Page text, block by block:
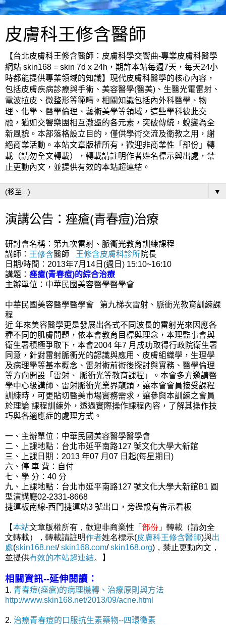
皮膚科王修含醫師
【台北皮膚科王修含醫師：皮膚科學交響曲-專業皮膚科醫學
網站 skin168 = skin 7d x 24h，期許本站每週7天，每天24小
時都能提供專業領域的知識】現代皮膚科醫學的核心內容，
包括皮膚疾病診療與手術、美容醫學(醫美)、生醫光電雷射、
電波拉皮、微整形等範疇。相關知識包括內外科醫學、物
理、化學、醫學倫理、藝術美學等領域，這些學科彼此交
融，猶如交響樂團相互激盪的各元素，突破傳統，蛻變為全
新風貌。本部落格設立目的，僅供學術交流及衛教之用，謝
絕商業活動。本站文章版權所有，歡迎非商業性「部份」轉
載（請勿全文轉載），轉載請註明作者姓名標示與出處，禁
止更動內文，並提供有效的本站超連結。
▼
演講公告：痤瘡(青春痘)治療
研討會名稱：第九次雷射、脈衝光教育訓練課程
講師： 王修含醫師 王修含皮膚科診所院長
日期/時間：2013年7月14日(週日) 15:10~16:10
講題： 痤瘡(青春痘)的綜合治療
主辦單位：中華民國美容醫學醫學會
中華民國美容醫學醫學會 第九梯次雷射、脈衝光教育訓練課
程
近 年來美容醫學更是發展出各式不同波長的雷射光來因應各
種不同的肌膚問題，依本會教育目標與理念，本理監事會與
衛生署積極爭取下，本會2004 年7 月成功取得行政院衛生署
同意，針對雷射脈衝光的認識與應用、皮膚組織學，生理學
及病理學等基本概念、雷射術前術後探討與實務、醫學倫理
等方向開設「雷射、 脈衝光等教育課程」。本會多方邀請醫
學中心級講師、雷射脈衝光業界龍頭，讓本會會員接受課程
訓練時，可更貼切醫美市場實務需求，讓參與本訓練之會員
於理論 課程訓練外，透過實際操作課程內容，了解其操作技
巧與各適應症的處理方式。
一、主辦單位：中華民國美容醫學醫學會
二、上課地點：台北市延平南路127 號文化大學大新館
三、上課日期：2013 年07 月07 日起(每星期日)
六、停 車 費：自付
七、學 分：40 分
九、上課地點：台北市延平南路127 號文化大學大新館B1 圓
型演講廳02-2331-8668
捷運板南線-西門捷運站3 號出口，旁邊設有告示看板
【本站文章版權所有，歡迎非商業性「 部份 」轉載（請勿全
文轉載），轉載請註明作者姓名標示(皮膚科王修含醫師)與出
處(skin168.net/skin168.com/skin168.org)，禁止更動內文，
並提供有效的本站超連結。】
相關資訊--延伸閱讀：
1. 青春痘(痤瘡)的病理機轉、治療原則與方法
http://www.skin168.net/2013/09/acne.html
2. 治療青春痘的口服抗生素藥物--四環黴素